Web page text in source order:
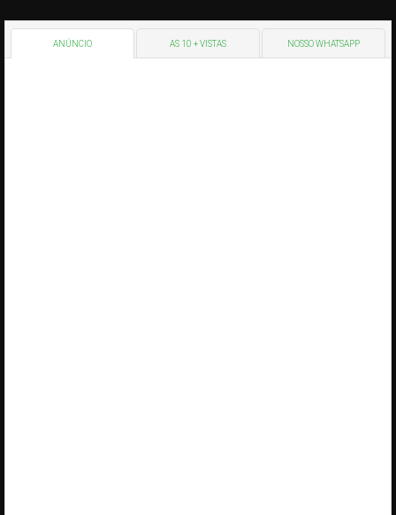
ANÚNCIO AS 10 + VISTAS NOSSO WHATSAPP